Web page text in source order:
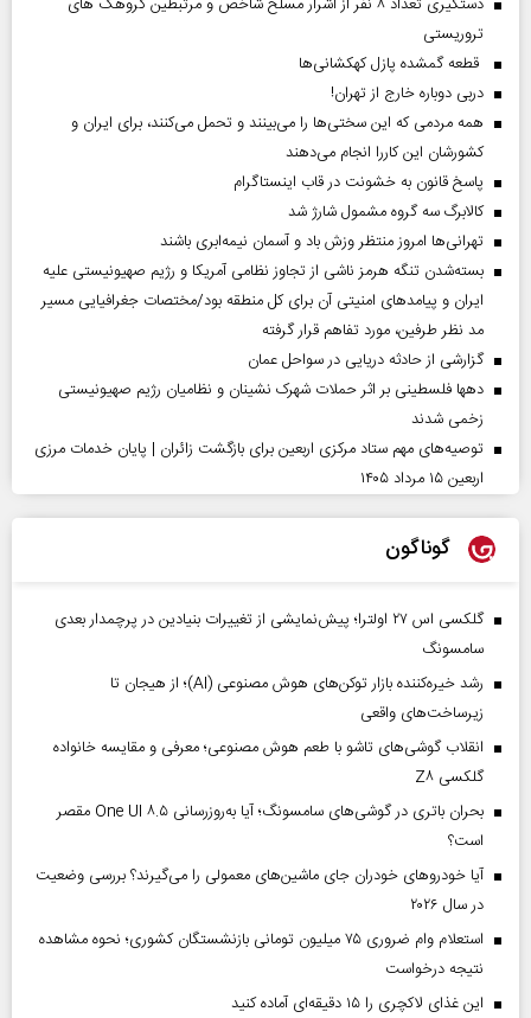
تروریستی
قطعه گمشده پازل کهکشانی‌ها
دربی دوباره خارج از تهران!
همه مردمی که این سختی‌ها را می‌بینند و تحمل می‌کنند، برای ایران و
کشورشان این کاررا انجام می‌دهند
پاسخ قانون به خشونت در قاب اینستاگرام
کالابرگ سه گروه مشمول شارژ شد
تهرانی‌ها امروز منتظر وزش باد و آسمان نیمه‌ابری باشند
بسته‌شدن تنگه هرمز ناشی از تجاوز نظامی آمریکا و رژیم صهیونیستی علیه
ایران و پیامد‌های امنیتی آن برای کل منطقه بود/مختصات جغرافیایی مسیر
مد نظر طرفین، مورد تفاهم قرار گرفته
گزارشی از حادثه دریایی در سواحل عمان
دهها فلسطینی بر اثر حملات شهرک نشینان و نظامیان رژیم صهیونیستی
زخمی شدند
توصیه‌های مهم ستاد مرکزی اربعین برای بازگشت زائران | پایان خدمات مرزی
اربعین ۱۵ مرداد ۱۴۰۵
گوناگون
گلکسی اس ۲۷ اولترا؛ پیش‌نمایشی از تغییرات بنیادین در پرچمدار بعدی
سامسونگ
رشد خیره‌کننده بازار توکن‌های هوش مصنوعی (AI)؛ از هیجان تا
زیرساخت‌های واقعی
انقلاب گوشی‌های تاشو‌ با طعم هوش مصنوعی؛ معرفی و مقایسه خانواده
گلکسی Z۸
بحران باتری در گوشی‌های سامسونگ؛ آیا به‌روزرسانی One UI ۸.۵ مقصر
است؟
آیا خودروهای خودران جای ماشین‌های معمولی را می‌گیرند؟ بررسی وضعیت
در سال ۲۰۲۶
استعلام وام ضروری ۷۵ میلیون تومانی بازنشستگان کشوری؛ نحوه مشاهده
نتیجه درخواست
این غذای لاکچری را ۱۵ دقیقه‌ای آماده کنید